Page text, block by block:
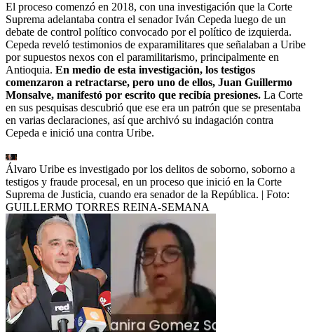
El proceso comenzó en 2018, con una investigación que la Corte
Suprema adelantaba contra el senador Iván Cepeda luego de un
debate de control político convocado por el político de izquierda.
Cepeda reveló testimonios de exparamilitares que señalaban a Uribe
por supuestos nexos con el paramilitarismo, principalmente en
Antioquia. En medio de esta investigación, los testigos
comenzaron a retractarse, pero uno de ellos, Juan Guillermo
Monsalve, manifestó por escrito que recibía presiones. La Corte
en sus pesquisas descubrió que ese era un patrón que se presentaba
en varias declaraciones, así que archivó su indagación contra
Cepeda e inició una contra Uribe.
Álvaro Uribe es investigado por los delitos de soborno, soborno a
testigos y fraude procesal, en un proceso que inició en la Corte
Suprema de Justicia, cuando era senador de la República. | Foto:
GUILLERMO TORRES REINA-SEMANA